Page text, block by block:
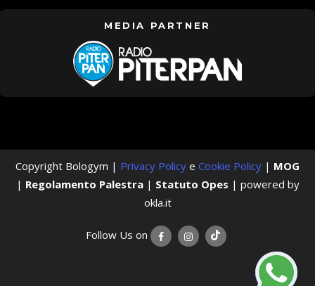
MEDIA PARTNER
Copyright Bologym | Privacy Policy e Cookie Policy | MOG
| Regolamento Palestra| Statuto Opes | powered by
okla.it
Follow Us on